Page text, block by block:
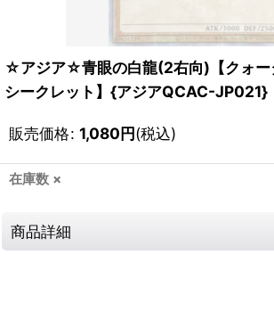
☆アジア☆青眼の白龍(2右向)【クォー
シークレット】{アジアQCAC-JP021}
販売価格: 1,080円(税込)
在庫数 ×
商品詳細